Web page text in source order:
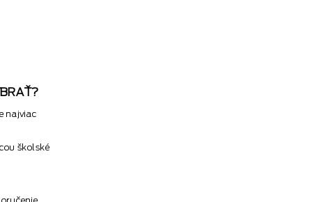
najviac
školské